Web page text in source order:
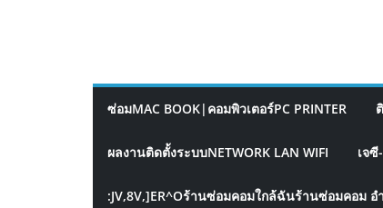
ซ่อมMAC BOOK|คอมพิวเตอร์PC PRINTER
ผลงานติดตั้งระบบNETWORK LAN WIFI เจ
:JV,8V,]ER^Oร้านซ่อมคอมใกล้ฉันร้านซ่อมคอม